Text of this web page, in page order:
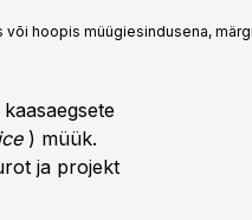
hoopis müügiesindusena,
) müük.
ja projekt